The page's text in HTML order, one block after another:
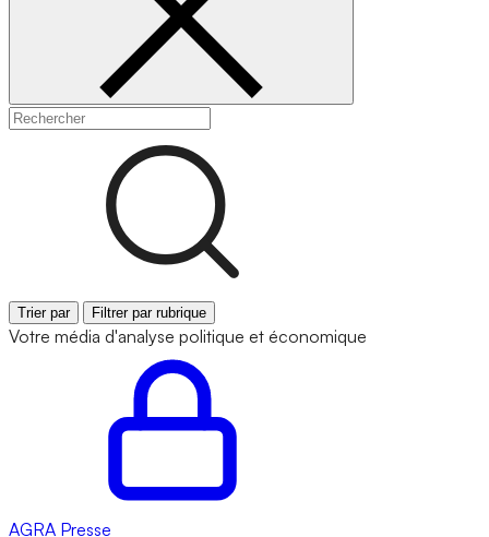
Trier par Filtrer par rubrique
Votre média d'analyse politique et économique
AGRA Presse